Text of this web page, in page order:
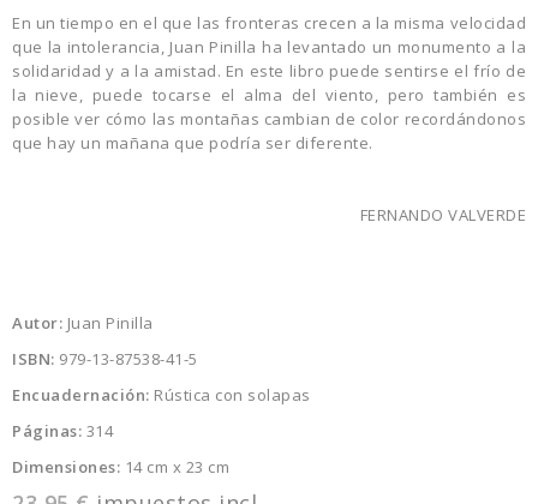
En un tiempo en el que las fronteras crecen a la misma velocidad
que la intolerancia, Juan Pinilla ha levantado un monumento a la
solidaridad y a la amistad. En este libro puede sentirse el frío de
la nieve, puede tocarse el alma del viento, pero también es
posible ver cómo las montañas cambian de color recordándonos
que hay un mañana que podría ser diferente.
FERNANDO VALVERDE
Autor: Juan Pinilla
ISBN: 979-13-87538-41-5
Encuadernación: Rústica con solapas
Páginas: 314
Dimensiones: 14 cm x 23 cm